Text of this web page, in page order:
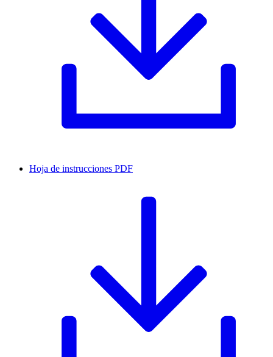
Hoja de instrucciones PDF